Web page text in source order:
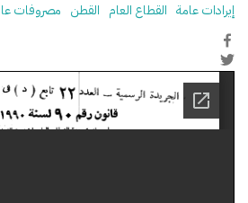
إيرادات عامة القطاع العام القطن مصروفات